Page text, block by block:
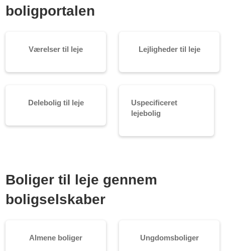
boligportalen
Værelser til leje Lejligheder til leje
Delebolig til leje
Uspecificeret
lejebolig
Boliger til leje gennem
boligselskaber
Almene boliger Ungdomsboliger